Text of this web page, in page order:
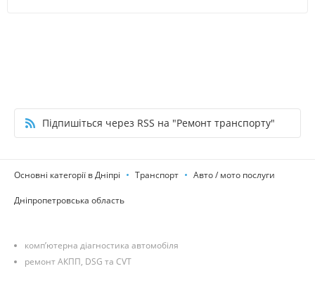
Підпишіться через RSS на "Ремонт транспорту"
Основні категорії в Дніпрі Транспорт Авто / мото послуги
Дніпропетровська область
комп’ютерна діагностика автомобіля
ремонт АКПП, DSG та CVT